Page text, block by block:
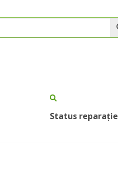
Status reparație